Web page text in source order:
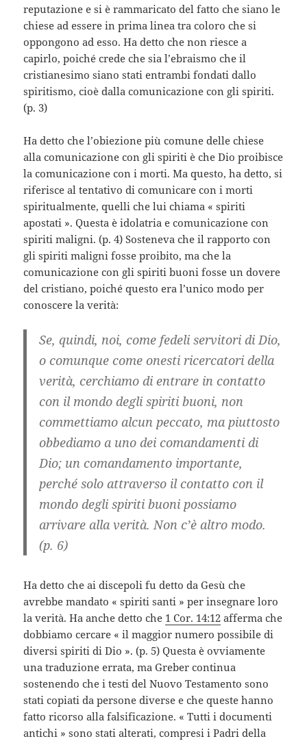
reputazione e si è rammaricato del fatto che siano le
chiese ad essere in prima linea tra coloro che si
oppongono ad esso. Ha detto che non riesce a
capirlo, poiché crede che sia l’ebraismo che il
cristianesimo siano stati entrambi fondati dallo
spiritismo, cioè dalla comunicazione con gli spiriti.
(p. 3)
Ha detto che l’obiezione più comune delle chiese
alla comunicazione con gli spiriti è che Dio proibisce
la comunicazione con i morti. Ma questo, ha detto, si
riferisce al tentativo di comunicare con i morti
spiritualmente, quelli che lui chiama « spiriti
apostati ». Questa è idolatria e comunicazione con
spiriti maligni. (p. 4) Sosteneva che il rapporto con
gli spiriti maligni fosse proibito, ma che la
comunicazione con gli spiriti buoni fosse un dovere
del cristiano, poiché questo era l’unico modo per
conoscere la verità:
Se, quindi, noi, come fedeli servitori di Dio,
o comunque come onesti ricercatori della
verità, cerchiamo di entrare in contatto
con il mondo degli spiriti buoni, non
commettiamo alcun peccato, ma piuttosto
obbediamo a uno dei comandamenti di
Dio; un comandamento importante,
perché solo attraverso il contatto con il
mondo degli spiriti buoni possiamo
arrivare alla verità. Non c’è altro modo.
(p. 6)
Ha detto che ai discepoli fu detto da Gesù che
avrebbe mandato « spiriti santi » per insegnare loro
la verità. Ha anche detto che 1 Cor. 14:12 afferma che
dobbiamo cercare « il maggior numero possibile di
diversi spiriti di Dio ». (p. 5) Questa è ovviamente
una traduzione errata, ma Greber continua
sostenendo che i testi del Nuovo Testamento sono
stati copiati da persone diverse e che queste hanno
fatto ricorso alla falsificazione. « Tutti i documenti
antichi » sono stati alterati, compresi i Padri della